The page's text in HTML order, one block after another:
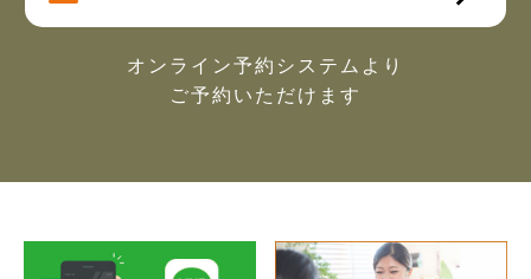
オンライン予約システムより
ご予約いただけます